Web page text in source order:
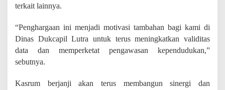
i
n
g
terkait lainnya.
“Penghargaan ini menjadi motivasi tambahan bagi kami di
Dinas Dukcapil Lutra untuk terus meningkatkan validitas
data dan memperketat pengawasan kependudukan,”
sebutnya.
Kasrum berjanji akan terus membangun sinergi dan